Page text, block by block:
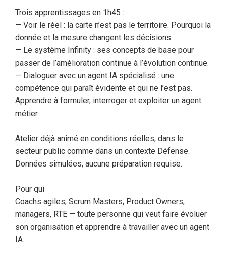
Trois apprentissages en 1h45 :
— Voir le réel : la carte n’est pas le territoire. Pourquoi la
donnée et la mesure changent les décisions.
— Le système Infinity : ses concepts de base pour
passer de l’amélioration continue à l’évolution continue.
— Dialoguer avec un agent IA spécialisé : une
compétence qui paraît évidente et qui ne l’est pas.
Apprendre à formuler, interroger et exploiter un agent
métier.
Atelier déjà animé en conditions réelles, dans le
secteur public comme dans un contexte Défense.
Données simulées, aucune préparation requise.
Pour qui
Coachs agiles, Scrum Masters, Product Owners,
managers, RTE — toute personne qui veut faire évoluer
son organisation et apprendre à travailler avec un agent
IA.